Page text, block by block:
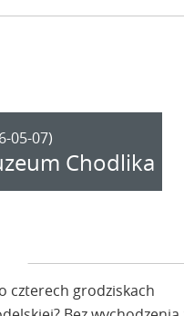
złożonych w
05-07)
Chodlika
czterech grodziskach